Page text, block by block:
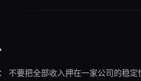
不要把全部收入押在一家公司的稳